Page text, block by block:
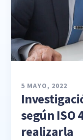
5 MAYO, 2022
según ISO
realizarla